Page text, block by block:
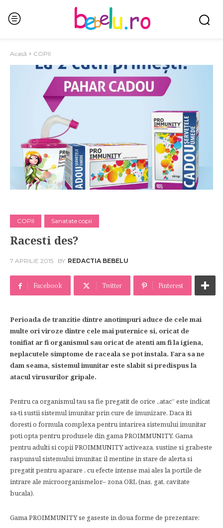
Acasă COPII
COPII Sanatate copii
Racesti des?
7 APRILIE 2015 BY REDACTIA BEBELU
Facebook Twitter Pinterest
Perioada de tranzitie dintre anotimpuri aduce de cele mai
multe ori viroze dintre cele mai puternice si, oricat de
tonifiat ar fi organismul sau oricat de atenti am fi la igiena,
neplacutele simptome de raceala se pot instala. Fara sa ne
dam seama, sistemul imunitar este slabit si predispus la
atacul virusurilor gripale.
Pentru ca organismul tau sa fie pregatit de orice „atac” este indicat
sa-ti sustii sistemul imunitar prin cure de imunizare. Daca iti
doresti o formula complexa pentru intarirea sistemului imunitar
poti opta pentru produsele din gama PROIMMUNITY. Gama
pentru adulti si copii PROIMMUNITY activeaza, sustine si grabeste
raspunsul sistemului imunitar, il mentine in stare de alerta si
pregatit pentru aparare , cu efecte intense mai ales la portile de
intrare ale microorganismelor– zona ORL (nas, gat, cavitate
bucala).
Gama PROIMMUNITY se gaseste in doua forme de prezentare: